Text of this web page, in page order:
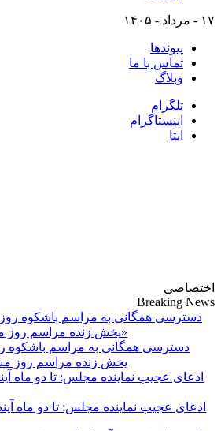
۱۷ - مرداد - ۱۴۰۵
پیوندها
تماس با ما
وبلاگ
تلگرام
اینستاگرام
ایتا
اختصاصی
Breaking News
دسترسی همگانی به مراسم باشکوه
پخش زنده مراسم روز
ادعای عجیب نماینده مجلس: تا دو ماه